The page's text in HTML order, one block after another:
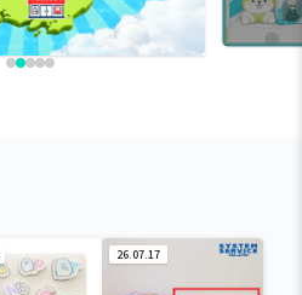
26.07.17